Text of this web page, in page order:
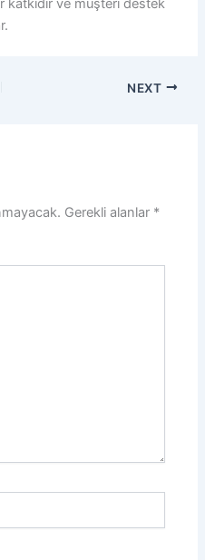
katkıdır ve müşteri destek
NEXT
Gerekli alanlar *